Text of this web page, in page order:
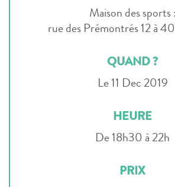
Maison des sports :
rue des Prémontrés 12 à
QUAND ?
Le 11 Dec 2019
HEURE
De 18h30 à 22h
PRIX